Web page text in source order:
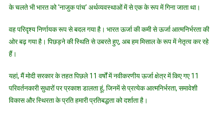
के चलते भी भारत को ‘नाजुक पांच’ अर्थव्यवस्थाओं में से एक के रूप में गिना जाता था।
वह परिदृश्य निर्णायक रूप से बदल गया है। भारत ऊर्जा की कमी से ऊर्जा आत्मनिर्भरता की
ओर बढ़ गया है। पिछड़ने की स्थिति से उबरते हुए, अब हम मिसाल के रूप में नेतृत्व कर रहे
हैं।
यहां, मैं मोदी सरकार के तहत पिछले 11 वर्षों में नवीकरणीय ऊर्जा क्षेत्र में किए गए 11
परिवर्तनकारी सुधारों पर प्रकाश डालता हूं, जिनमें से प्रत्येक आत्मनिर्भरता, समावेशी
विकास और स्थिरता के प्रति हमारी प्रतिबद्धता को दर्शाता है।